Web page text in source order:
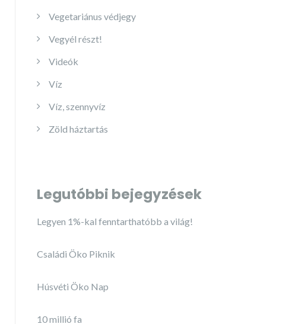
Vegetariánus védjegy
Vegyél részt!
Videók
Víz
Víz, szennyvíz
Zöld háztartás
Legutóbbi bejegyzések
Legyen 1%-kal fenntarthatóbb a világ!
Családi Öko Piknik
Húsvéti Öko Nap
10 millió fa